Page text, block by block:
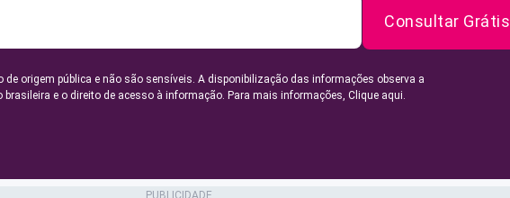
Consultar Grátis
de origem pública e não são sensíveis. A disponibilização das informações observa a
brasileira e o direito de acesso à informação. Para mais informações, Clique aqui.